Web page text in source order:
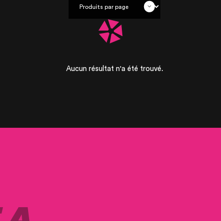
OUR
OUR
PRODUCTS
Aucun résultat n'a été trouvé.